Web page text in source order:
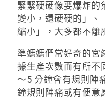
緊緊硬硬像要爆炸的
變小，還硬硬的」、
縮小」，大多都不離
準媽媽們常好奇的宮
據生產次數而有所不
～5 分鐘會有規則陣
鐘規則陣痛或有便意